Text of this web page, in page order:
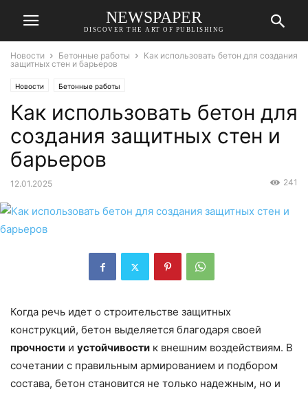
NEWSPAPER
DISCOVER THE ART OF PUBLISHING
Новости Бетонные работы
Как использовать бетон для создания
защитных стен и барьеров
Новости Бетонные работы
Как использовать бетон для
создания защитных стен и
барьеров
12.01.2025 241
Когда речь идет о строительстве защитных
конструкций, бетон выделяется благодаря своей
прочности и устойчивости к внешним воздействиям. В
сочетании с правильным армированием и подбором
состава, бетон становится не только надежным, но и